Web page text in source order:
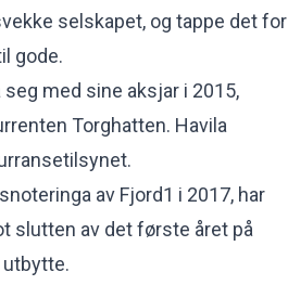
selskapet, og tappe det for
gode.
med sine aksjar i 2015,
Torghatten. Havila
av Fjord1 i 2017, har
slutten av det første året på
utbytte.